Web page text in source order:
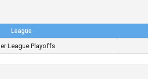
League
League Playoffs